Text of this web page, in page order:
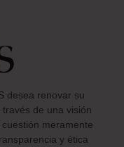
desea renovar su
de una visión
meramente
y ética